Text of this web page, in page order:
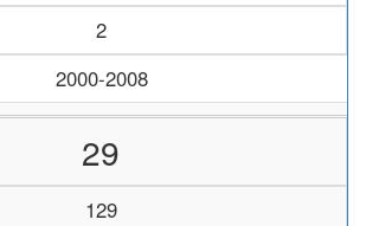
2
2000-2008
29
129